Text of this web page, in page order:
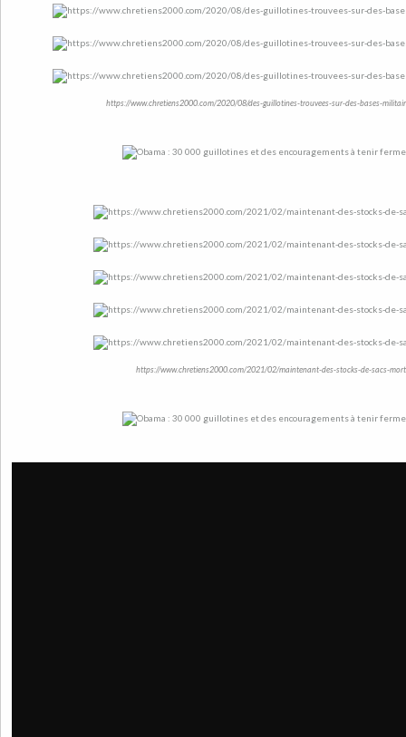
https://www.chretiens2000.com/2020/08/des-guillotines-trouvees-sur-des-bases-
https://www.chretiens2000.com/2021/02/maintenant-des-stocks-de-sacs-